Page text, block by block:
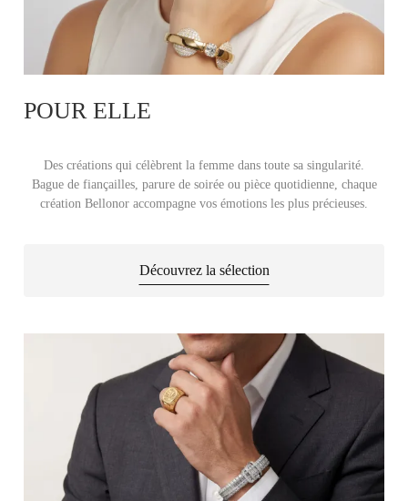
POUR ELLE
Des créations qui célèbrent la femme dans toute sa singularité.
Bague de fiançailles, parure de soirée ou pièce quotidienne, chaque
création Bellonor accompagne vos émotions les plus précieuses.
Découvrez la sélection